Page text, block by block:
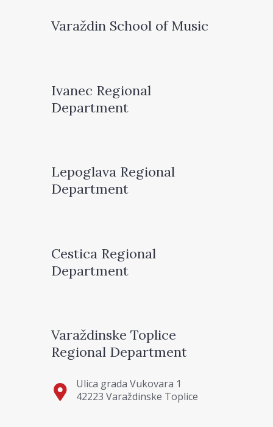
Varaždin School of Music
Ivanec Regional
Department
Lepoglava Regional
Department
Cestica Regional
Department
Varaždinske Toplice
Regional Department
Ulica grada Vukovara 1
42223 Varaždinske Toplice